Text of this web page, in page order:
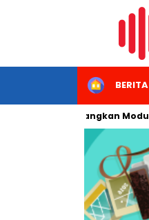
HOME
Kembangkan Modul